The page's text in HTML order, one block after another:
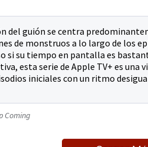
del guión se centra
de monstruos a lo largo de los
si su tiempo en pantalla es
esta serie de Apple TV+ es una
iniciales con un ritmo
Coming